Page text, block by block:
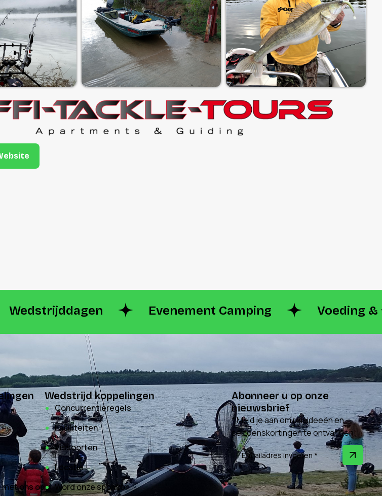
Wedstrijddagen Evenement Camping Voeding
ons op
Wedstrijd koppelingen
Concurrentieregels
Faciliteiten
Vissoorten
Locatie
Word onze sponsor
Abonneer u op onze
nieuwsbrief
* Meld je aan om reisideeën en
seizoenskortingen te ontvangen.